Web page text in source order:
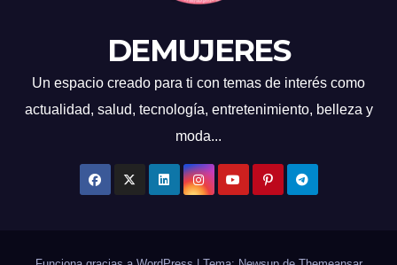
DEMUJERES
Un espacio creado para ti con temas de interés como
actualidad, salud, tecnología, entretenimiento, belleza y
moda...